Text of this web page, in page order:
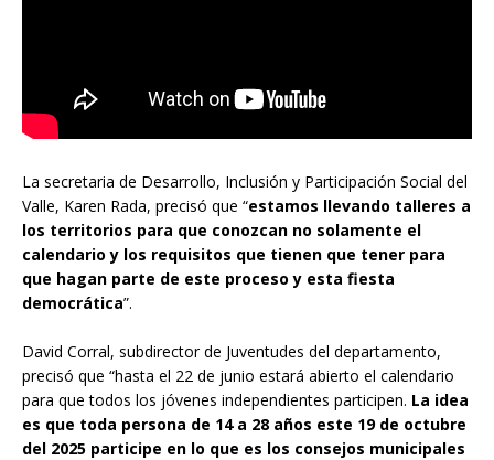
La secretaria de Desarrollo, Inclusión y Participación Social del
Valle, Karen Rada, precisó que “estamos llevando talleres a
los territorios para que conozcan no solamente el
calendario y los requisitos que tienen que tener para
que hagan parte de este proceso y esta fiesta
democrática”.
David Corral, subdirector de Juventudes del departamento,
precisó que “hasta el 22 de junio estará abierto el calendario
para que todos los jóvenes independientes participen. La idea
es que toda persona de 14 a 28 años este 19 de octubre
del 2025 participe en lo que es los consejos municipales